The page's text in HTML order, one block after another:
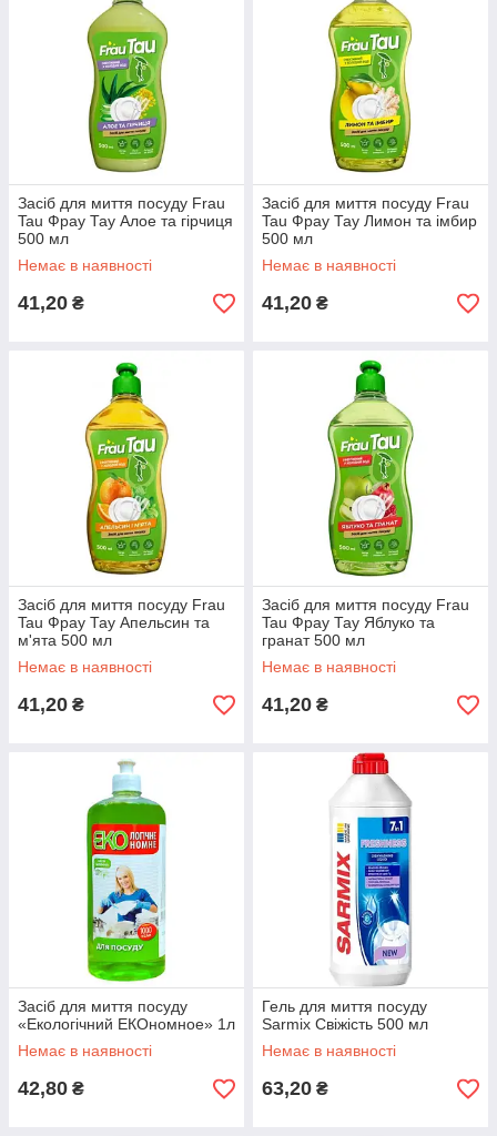
Засіб для миття посуду Frau
Tau Фрау Тау Алое та гірчиця
500 мл
Немає в наявності
41,20 ₴
Засіб для миття посуду Frau
Tau Фрау Тау Лимон та імбир
500 мл
Немає в наявності
41,20 ₴
Засіб для миття посуду Frau
Tau Фрау Тау Апельсин та
м'ята 500 мл
Немає в наявності
41,20 ₴
Засіб для миття посуду Frau
Tau Фрау Тау Яблуко та
гранат 500 мл
Немає в наявності
41,20 ₴
Засіб для миття посуду
«Екологічний ЕКОномное» 1л
Немає в наявності
42,80 ₴
Гель для миття посуду
Sarmix Свіжість 500 мл
Немає в наявності
63,20 ₴